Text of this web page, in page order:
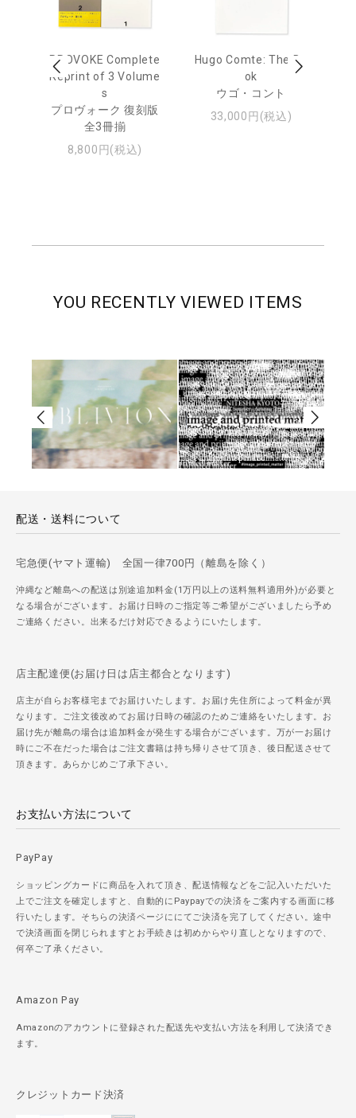
PROVOKE Complete
Reprint of 3 Volume
s
プロヴォーク 復刻版
全3冊揃
8,800円(税込)
Hugo Comte: The Bo
ok
ウゴ・コント
33,000円(税込)
YOU RECENTLY VIEWED ITEMS
配送・送料について
宅急便(ヤマト運輸) 全国一律700円（離島を除く）
沖縄など離島への配送は別途追加料金(1万円以上の送料無料適用外)が必要と
なる場合がございます。お届け日時のご指定等ご希望がございましたら予め
ご連絡ください。出来るだけ対応できるようにいたします。
店主配達便(お届け日は店主都合となります)
店主が自らお客様宅までお届けいたします。お届け先住所によって料金が異
なります。ご注文後改めてお届け日時の確認のためご連絡をいたします。お
届け先が離島の場合は追加料金が発生する場合がございます。万が一お届け
時にご不在だった場合はご注文書籍は持ち帰りさせて頂き、後日配送させて
頂きます。あらかじめご了承下さい。
お支払い方法について
PayPay
ショッピングカードに商品を入れて頂き、配送情報などをご記入いただいた
上でご注文を確定しますと、自動的にPaypayでの決済をご案内する画面に移
行いたします。そちらの決済ページににてご決済を完了してください。途中
で決済画面を閉じられますとお手続きは初めからやり直しとなりますので、
何卒ご了承ください。
Amazon Pay
Amazonのアカウントに登録された配送先や支払い方法を利用して決済でき
ます。
クレジットカード決済